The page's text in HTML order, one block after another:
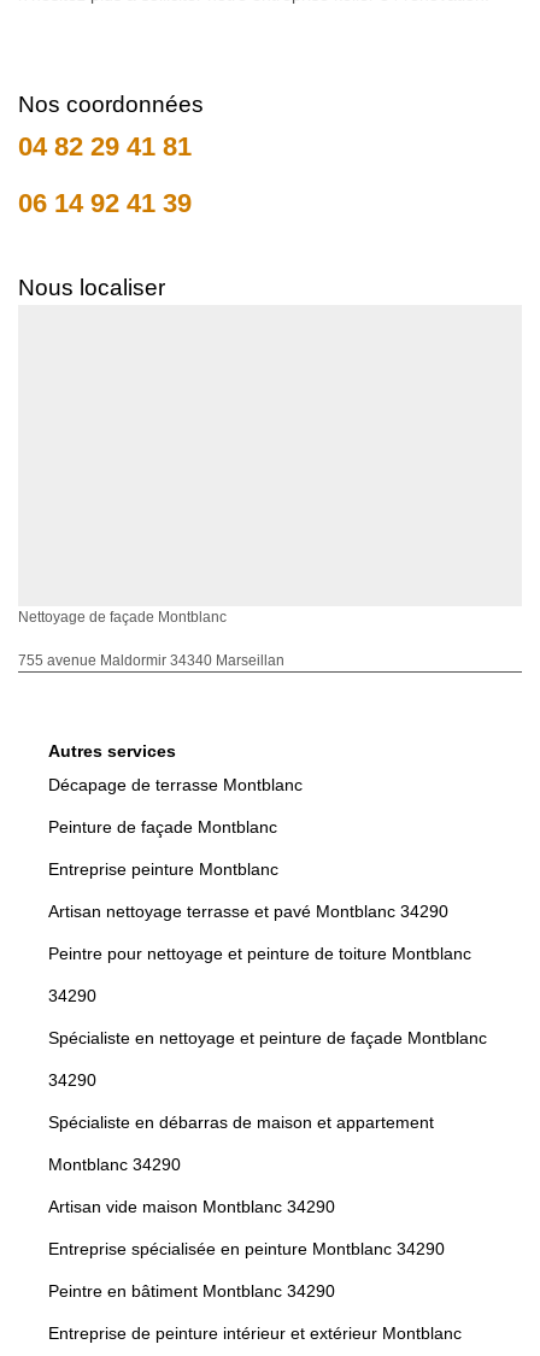
Nos coordonnées
04 82 29 41 81
06 14 92 41 39
Nous localiser
Nettoyage de façade Montblanc
755 avenue Maldormir 34340 Marseillan
Autres services
Décapage de terrasse Montblanc
Peinture de façade Montblanc
Entreprise peinture Montblanc
Artisan nettoyage terrasse et pavé Montblanc 34290
Peintre pour nettoyage et peinture de toiture Montblanc
34290
Spécialiste en nettoyage et peinture de façade Montblanc
34290
Spécialiste en débarras de maison et appartement
Montblanc 34290
Artisan vide maison Montblanc 34290
Entreprise spécialisée en peinture Montblanc 34290
Peintre en bâtiment Montblanc 34290
Entreprise de peinture intérieur et extérieur Montblanc